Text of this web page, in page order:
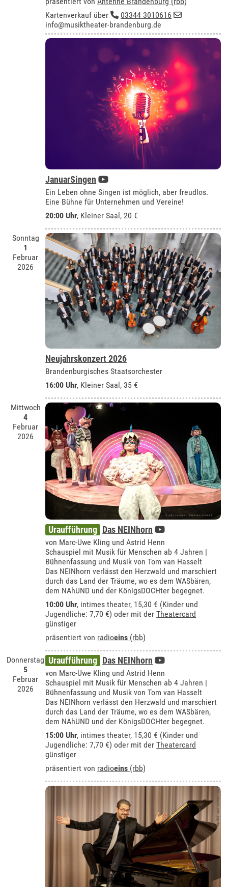
Kartenverkauf über
03344 3010616
info@musiktheater-brandenburg.de
JanuarSingen
Ein Leben ohne Singen ist möglich, aber freudlos.
Eine Bühne für Unternehmen und Vereine!
20:00 Uhr, Kleiner Saal , 20 €
Sonntag
1
Februar
2026
Neujahrskonzert 2026
Brandenburgisches Staatsorchester
16:00 Uhr, Kleiner Saal , 35 €
Mittwoch
4
Februar
2026
Uraufführung Das NEINhorn
von Marc-Uwe Kling und Astrid Henn
Schauspiel mit Musik für Menschen ab 4 Jahren |
Bühnenfassung und Musik von Tom van Hasselt
Das NEINhorn verlässt den Herzwald und marschiert
durch das Land der Träume, wo es dem WASbären,
dem NAhUND und der KönigsDOCHter begegnet.
10:00 Uhr, intimes theater, 15,30 € (Kinder und
Jugendliche: 7,70 €) oder mit derTheatercard
günstiger
präsentiert von radioeins (rbb)
Donnerstag
5
Februar
2026
Uraufführung Das NEINhorn
von Marc-Uwe Kling und Astrid Henn
Schauspiel mit Musik für Menschen ab 4 Jahren |
Bühnenfassung und Musik von Tom van Hasselt
Das NEINhorn verlässt den Herzwald und marschiert
durch das Land der Träume, wo es dem WASbären,
dem NAhUND und der KönigsDOCHter begegnet.
15:00 Uhr, intimes theater, 15,30 € (Kinder und
Jugendliche: 7,70 €) oder mit derTheatercard
günstiger
präsentiert von radioeins (rbb)